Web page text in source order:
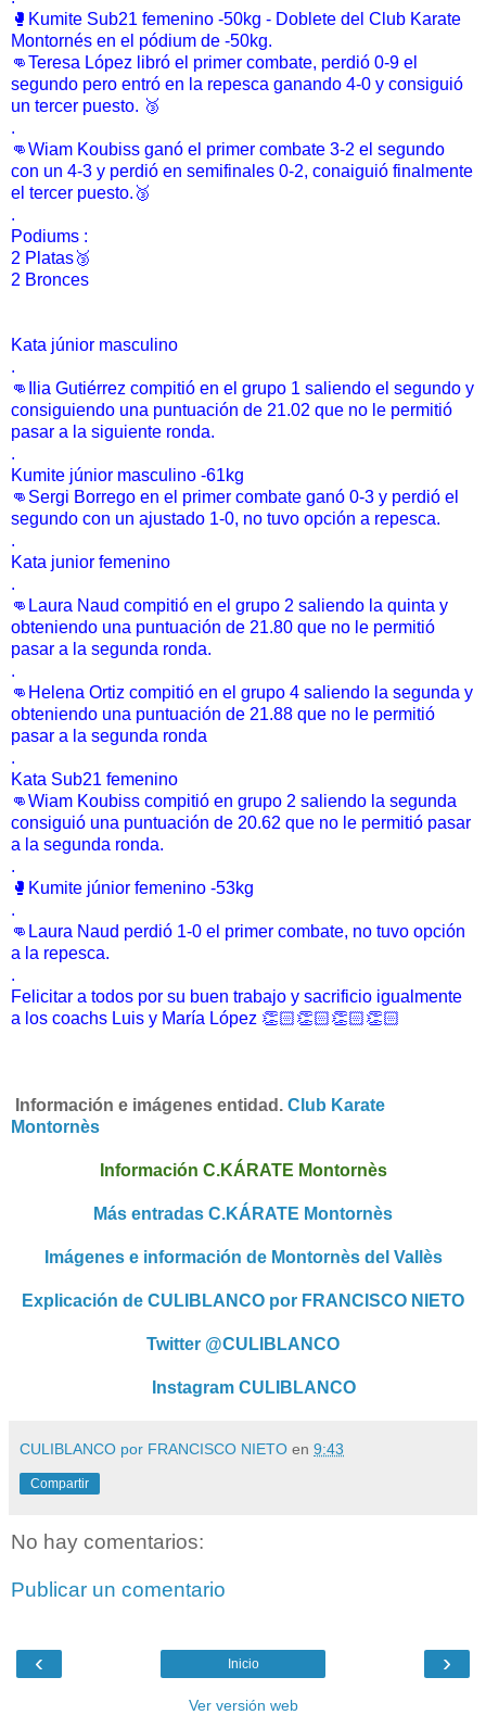
🥊Kumite Sub21 femenino -50kg - Doblete del Club Karate
Montornés en el pódium de -50kg.
👊Teresa López libró el primer combate, perdió 0-9 el
segundo pero entró en la repesca ganando 4-0 y consiguió
un tercer puesto. 🥉
.
👊Wiam Koubiss ganó el primer combate 3-2 el segundo
con un 4-3 y perdió en semifinales 0-2, conaiguió finalmente
el tercer puesto.🥉
.
Podiums :
2 Platas🥉
2 Bronces
Kata júnior masculino
.
👊Ilia Gutiérrez compitió en el grupo 1 saliendo el segundo y
consiguiendo una puntuación de 21.02 que no le permitió
pasar a la siguiente ronda.
.
Kumite júnior masculino -61kg
👊Sergi Borrego en el primer combate ganó 0-3 y perdió el
segundo con un ajustado 1-0, no tuvo opción a repesca.
.
Kata junior femenino
.
👊Laura Naud compitió en el grupo 2 saliendo la quinta y
obteniendo una puntuación de 21.80 que no le permitió
pasar a la segunda ronda.
.
👊Helena Ortiz compitió en el grupo 4 saliendo la segunda y
obteniendo una puntuación de 21.88 que no le permitió
pasar a la segunda ronda
.
Kata Sub21 femenino
👊Wiam Koubiss compitió en grupo 2 saliendo la segunda
consiguió una puntuación de 20.62 que no le permitió pasar
a la segunda ronda.
.
🥊Kumite júnior femenino -53kg
.
👊Laura Naud perdió 1-0 el primer combate, no tuvo opción
a la repesca.
.
Felicitar a todos por su buen trabajo y sacrificio igualmente
a los coachs Luis y María López 👏🏻👏🏻👏🏻👏🏻
nformación e imágenes entidad. Club Karate
Montornès
Información C.KÁRATE Montornès
Más entradas C.KÁRATE Montornès
Imágenes e información de Montornès del Vallès
Explicación de CULIBLANCO por FRANCISCO NIETO
Twitter @CULIBLANCO
Instagram CULIBLANCO
CULIBLANCO por FRANCISCO NIETO en 9:43
Compartir
No hay comentarios:
Publicar un comentario
‹ ›
Inicio
Ver versión web